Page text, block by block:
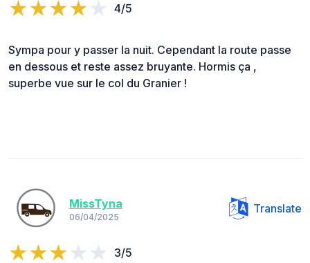
4/5
Sympa pour y passer la nuit. Cependant la route passe
en dessous et reste assez bruyante. Hormis ça ,
superbe vue sur le col du Granier !
MissTyna
06/04/2025
Translate
3/5